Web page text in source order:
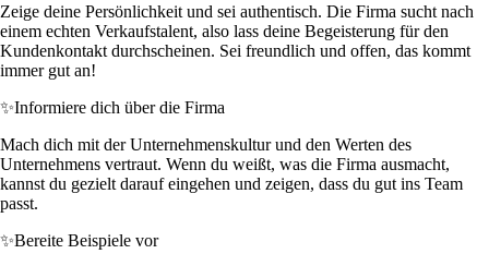
Zeige deine Persönlichkeit und sei authentisch. Die Firma sucht nach
einem echten Verkaufstalent, also lass deine Begeisterung für den
Kundenkontakt durchscheinen. Sei freundlich und offen, das kommt
immer gut an!
✨Informiere dich über die Firma
Mach dich mit der Unternehmenskultur und den Werten des
Unternehmens vertraut. Wenn du weißt, was die Firma ausmacht,
kannst du gezielt darauf eingehen und zeigen, dass du gut ins Team
passt.
✨Bereite Beispiele vor